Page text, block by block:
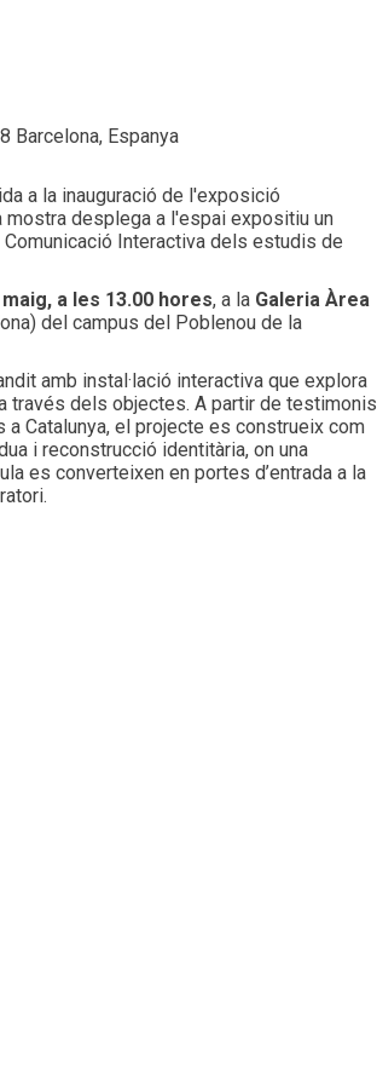
Barcelona, Espanya
a la inauguració de l'exposició
mostra desplega a l'espai expositiu un
Interactiva dels estudis de
a les 13.00 hores, a la Galeria Àrea
del campus del Poblenou de la
amb instal·lació interactiva que explora
través dels objectes. A partir de testimonis
Catalunya, el projecte es construeix com
i reconstrucció identitària, on una
es converteixen en portes d’entrada a la